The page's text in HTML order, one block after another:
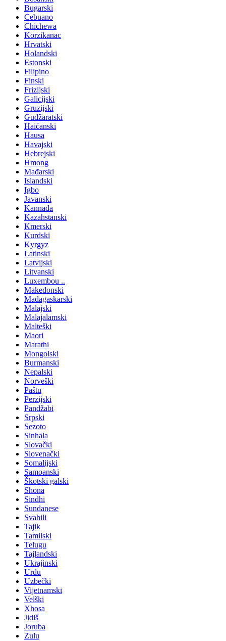
Bugarski
Cebuano
Chichewa
Korzikanac
Hrvatski
Holandski
Estonski
Filipino
Finski
Frizijski
Galicijski
Gruzijski
Gudžaratski
Haićanski
Hausa
Havajski
Hebrejski
Hmong
Mađarski
Islandski
Igbo
Javanski
Kannada
Kazahstanski
Kmerski
Kurdski
Kyrgyz
Latinski
Latvijski
Litvanski
Luxembou ..
Makedonski
Madagaskarski
Malajski
Malajalamski
Malteški
Maori
Marathi
Mongolski
Burmanski
Nepalski
Norveški
Paštu
Perzijski
Pandžabi
Srpski
Sezoto
Sinhala
Slovački
Slovenački
Somalijski
Samoanski
Škotski galski
Shona
Sindhi
Sundanese
Svahili
Tajik
Tamilski
Telugu
Tajlandski
Ukrajinski
Urdu
Uzbečki
Vijetnamski
Velški
Xhosa
Jidiš
Joruba
Zulu